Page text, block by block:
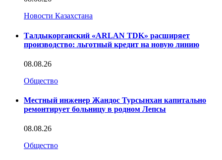
Новости Казахстана
Талдыкорганский «ARLAN TDK» расширяет
производство: льготный кредит на новую линию
08.08.26
Общество
Местный инженер Жандос Турсынхан капитально
ремонтирует больницу в родном Лепсы
08.08.26
Общество